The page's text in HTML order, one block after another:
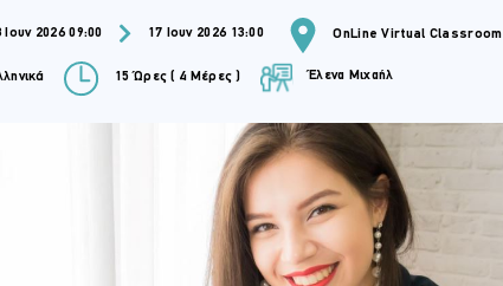
Ιουν 2026 09:00 17 Ιουν 2026 13:00 OnLine Virtual Classroom
15 Ώρες ( 4 Μέρες ) Έλενα Μιχαήλ